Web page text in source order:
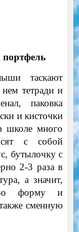
таскают
тетради и
паковка
и кисточки
школе много
с собой
бутылочку с
2-3 раза в
а значит,
форму и
сменную